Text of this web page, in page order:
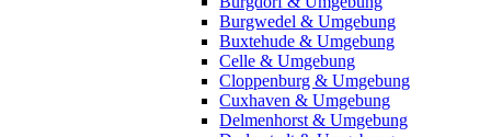
Burgwedel & Umgebung
Buxtehude & Umgebung
Celle & Umgebung
Cloppenburg & Umgebung
Cuxhaven & Umgebung
Delmenhorst & Umgebung